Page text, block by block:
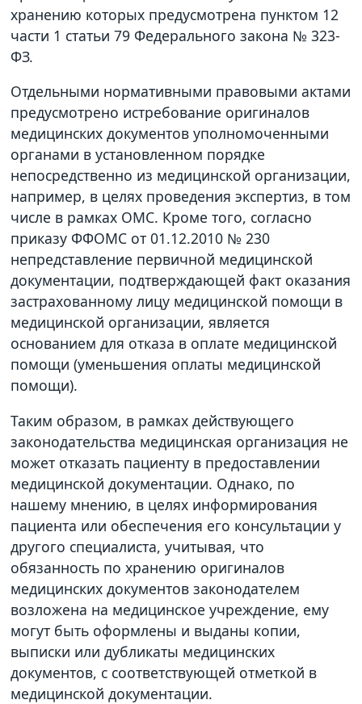
хранению которых предусмотрена пунктом 12
части 1 статьи 79 Федерального закона № 323-
ФЗ.
Отдельными нормативными правовыми актами
предусмотрено истребование оригиналов
медицинских документов уполномоченными
органами в установленном порядке
непосредственно из медицинской организации,
например, в целях проведения экспертиз, в том
числе в рамках ОМС. Кроме того, согласно
приказу ФФОМС от 01.12.2010 № 230
непредставление первичной медицинской
документации, подтверждающей факт оказания
застрахованному лицу медицинской помощи в
медицинской организации, является
основанием для отказа в оплате медицинской
помощи (уменьшения оплаты медицинской
помощи).
Таким образом, в рамках действующего
законодательства медицинская организация не
может отказать пациенту в предоставлении
медицинской документации. Однако, по
нашему мнению, в целях информирования
пациента или обеспечения его консультации у
другого специалиста, учитывая, что
обязанность по хранению оригиналов
медицинских документов законодателем
возложена на медицинское учреждение, ему
могут быть оформлены и выданы копии,
выписки или дубликаты медицинских
документов, с соответствующей отметкой в
медицинской документации.